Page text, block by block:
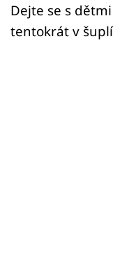
Dejte se s
tentokrát v